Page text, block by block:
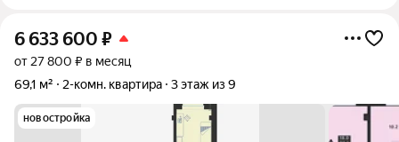
6 633 600 ₽
от 27 800 ₽ в месяц
69,1 м²
2-комн. квартира 3 этаж из 9
новостройка